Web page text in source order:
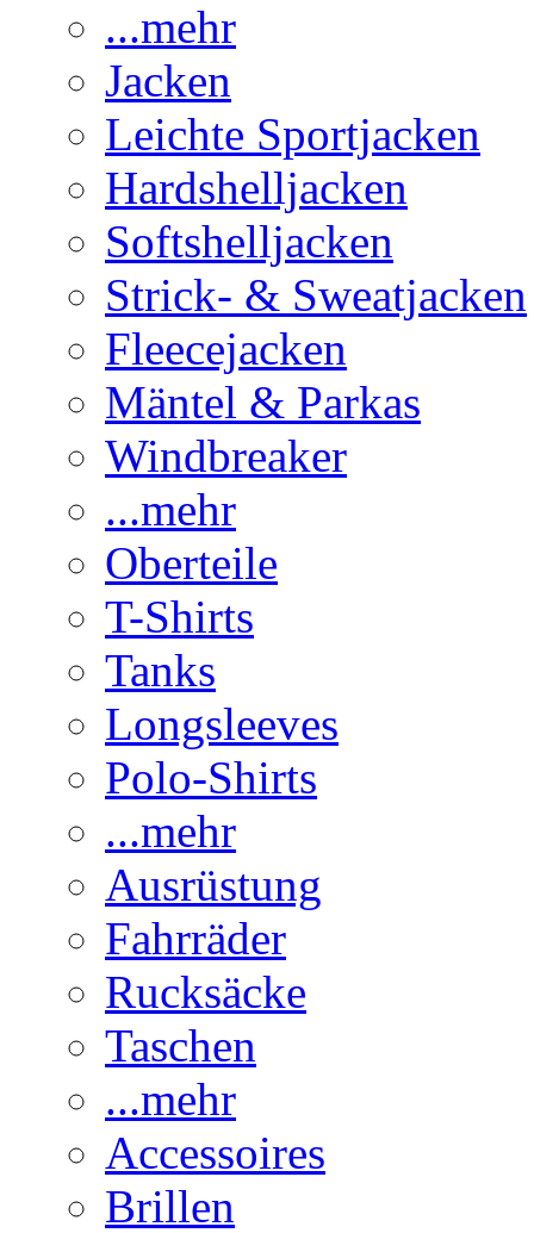
...mehr
Jacken
Leichte Sportjacken
Hardshelljacken
Softshelljacken
Strick- & Sweatjacken
Fleecejacken
Mäntel & Parkas
Windbreaker
...mehr
Oberteile
T-Shirts
Tanks
Longsleeves
Polo-Shirts
...mehr
Ausrüstung
Fahrräder
Rucksäcke
Taschen
...mehr
Accessoires
Brillen